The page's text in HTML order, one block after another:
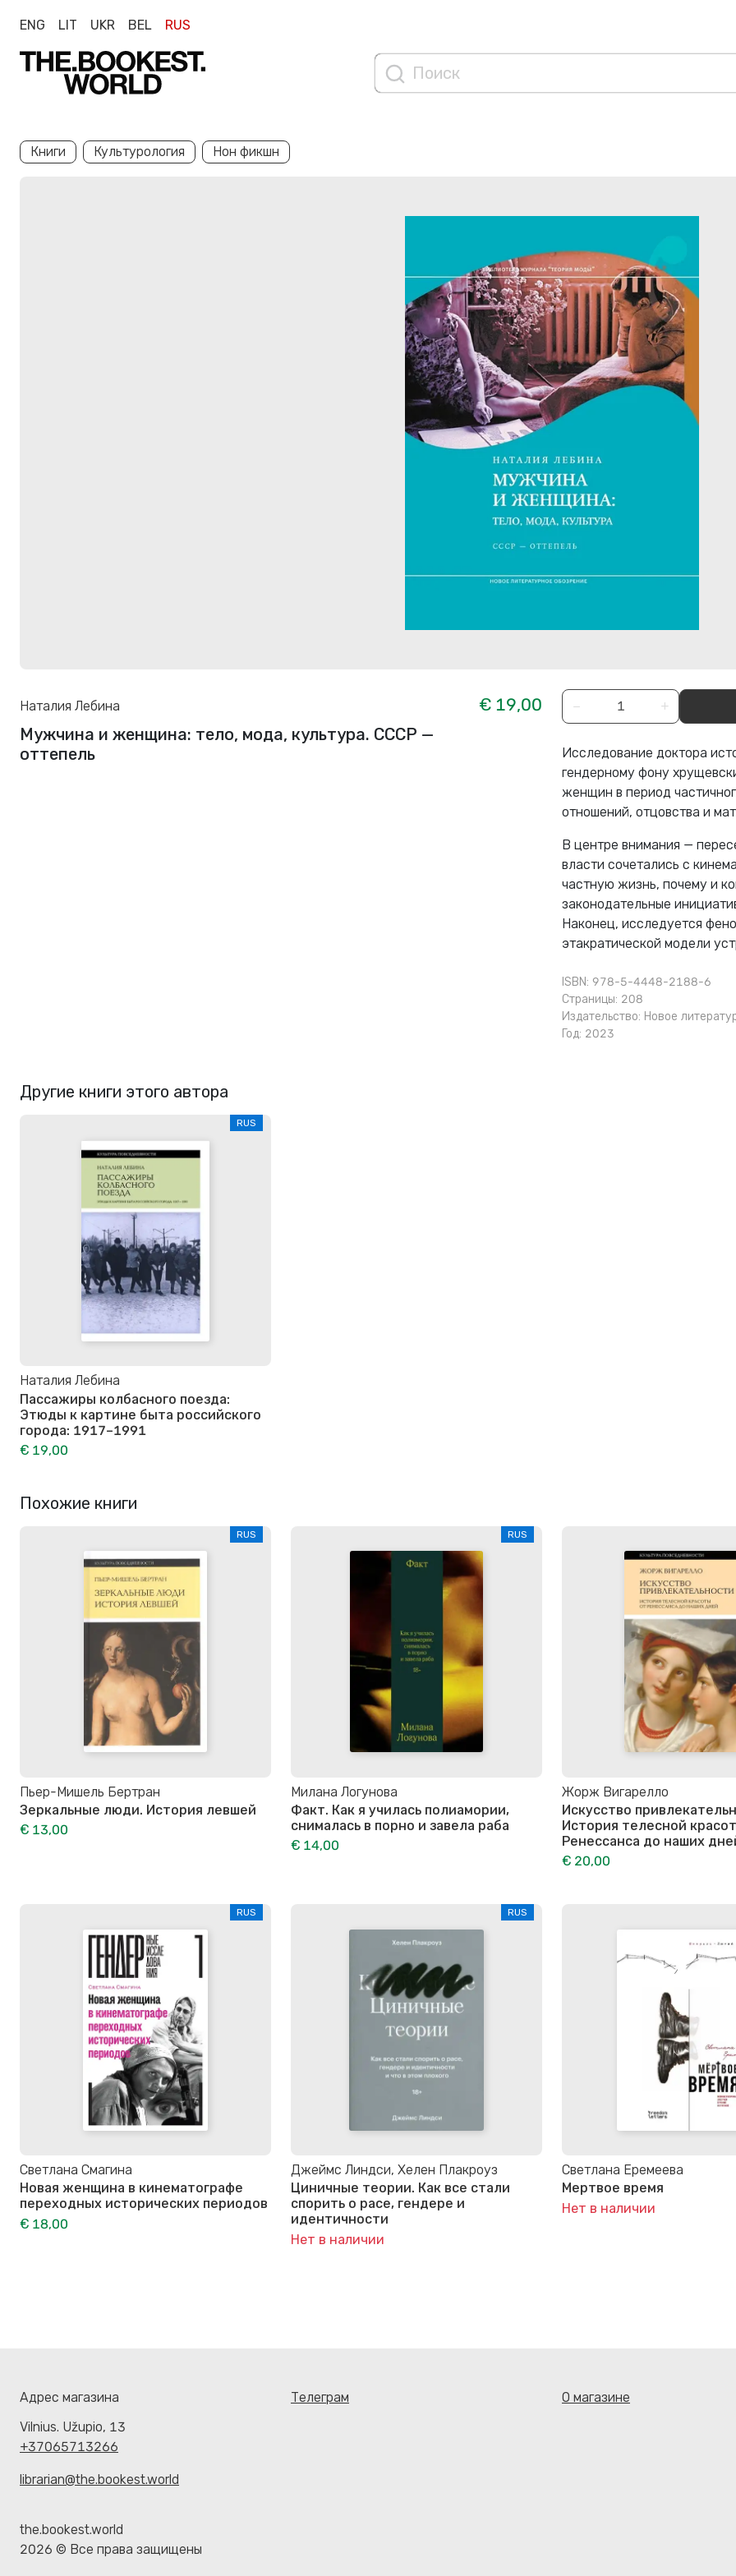
ENG LIT UKR BEL RUS
Книги Культурология Нон фикшн
Наталия Лебина
€ 19,00
Мужчина и женщина: тело, мода, культура. СССР —
оттепель
− +
Исследование доктора
гендерному фону
женщин в период
отношений, отцовства и
В центре внимания —
власти сочетались с
частную жизнь, почему и
законодательные
Наконец, исследуется
этакратической модели
ISBN: 978-5-4448-2188-6
Страницы: 208
Издательство: Новое
Год: 2023
Другие книги этого автора
RUS
Наталия Лебина
Пассажиры колбасного поезда:
Этюды к картине быта российского
города: 1917–1991
€ 19,00
Похожие книги
RUS
Пьер-Мишель Бертран
Зеркальные люди. История левшей
€ 13,00
RUS
Милана Логунова
Факт. Как я училась полиамории,
снималась в порно и завела раба
€ 14,00
Жорж Вигарелло
Искусство
История телесной
Ренессанса до наших
€ 20,00
RUS
Светлана Смагина
Новая женщина в кинематографе
переходных исторических периодов
€ 18,00
RUS
Джеймс Линдси, Хелен Плакроуз
Циничные теории. Как все стали
спорить о расе, гендере и
идентичности
Нет в наличии
Светлана Еремеева
Мертвое время
Нет в наличии
Адрес магазина
Vilnius. Užupio, 13
+37065713266
librarian@the.bookest.world
Телеграм О магазине
the.bookest.world
2026 © Все права защищены